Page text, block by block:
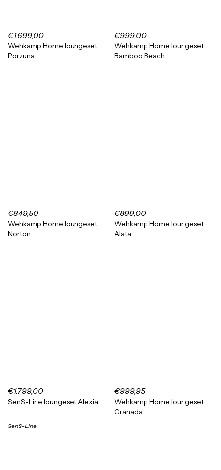
€1.699,00
Wehkamp Home loungeset
Porzuna
€999,00
Wehkamp Home loungeset
Bamboo Beach
€849,50
Wehkamp Home loungeset
Norton
€899,00
Wehkamp Home loungeset
Alata
€1.799,00
SenS-Line loungeset Alexia
SenS-Line
€999,95
Wehkamp Home loungeset
Granada